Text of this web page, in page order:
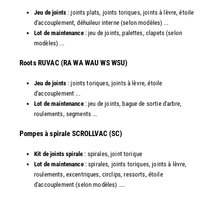
Jeu de joints: joints plats, joints toriques, joints à lèvre, étoile
d'accouplement, déhuileur interne (selon modèles) ...
Lot de maintenance: jeu de joints, palettes, clapets (selon
modèles) ...
​Roots RUVAC (RA WA WAU WS WSU)
Jeu de joints: joints toriques, joints à lèvre, étoile
d'accouplement ...
Lot de maintenance : jeu de joints, bague de sortie d'arbre,
roulements, segments ...
​Pompes à spirale SCROLLVAC (SC)
Kit de joints spirale : spirales, joint torique
Lot de maintenance: spirales, joints toriques, joints à lèvre,
roulements, excentriques, circlips, ressorts, étoile
d'accouplement (selon modèles) ....